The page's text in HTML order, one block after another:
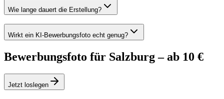
Wie lange dauert die Erstellung?
Wirkt ein KI-Bewerbungsfoto echt genug?
Bewerbungsfoto für Salzburg – ab 10 €
Jetzt loslegen